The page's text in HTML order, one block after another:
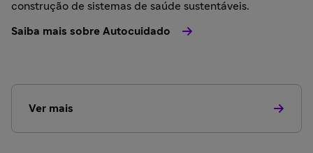
construção de sistemas de saúde sustentáveis.
Saiba mais sobre Autocuidado
Ver mais